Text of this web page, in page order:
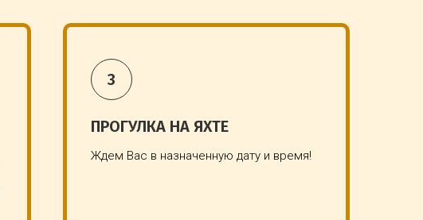
ПРОГУЛКА НА ЯХТЕ
Ждем Вас в назначенную дату и время!